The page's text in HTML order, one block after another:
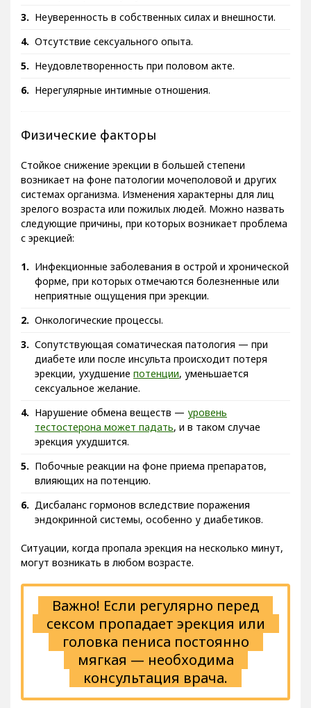
Неуверенность в собственных силах и внешности.
Отсутствие сексуального опыта.
Неудовлетворенность при половом акте.
Нерегулярные интимные отношения.
Физические факторы
Стойкое снижение эрекции в большей степени
возникает на фоне патологии мочеполовой и других
системах организма. Изменения характерны для лиц
зрелого возраста или пожилых людей. Можно назвать
следующие причины, при которых возникает проблема
с эрекцией:
Инфекционные заболевания в острой и хронической
форме, при которых отмечаются болезненные или
неприятные ощущения при эрекции.
Онкологические процессы.
Сопутствующая соматическая патология — при
диабете или после инсульта происходит потеря
эрекции, ухудшение потенции, уменьшается
сексуальное желание.
Нарушение обмена веществ — уровень
тестостерона может падать, и в таком случае
эрекция ухудшится.
Побочные реакции на фоне приема препаратов,
влияющих на потенцию.
Дисбаланс гормонов вследствие поражения
эндокринной системы, особенно у диабетиков.
Ситуации, когда пропала эрекция на несколько минут,
могут возникать в любом возрасте.
Важно! Если регулярно перед
сексом пропадает эрекция или
головка пениса постоянно
мягкая — необходима
консультация врача.